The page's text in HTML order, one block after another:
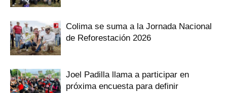
Colima se suma a la Jornada Nacional
de Reforestación 2026
Joel Padilla llama a participar en
próxima encuesta para definir